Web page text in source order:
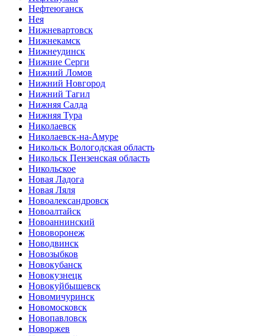
Нефтеюганск
Нея
Нижневартовск
Нижнекамск
Нижнеудинск
Нижние Серги
Нижний Ломов
Нижний Новгород
Нижний Тагил
Нижняя Салда
Нижняя Тура
Николаевск
Николаевск-на-Амуре
Никольск Вологодская область
Никольск Пензенская область
Никольское
Новая Ладога
Новая Ляля
Новоалександровск
Новоалтайск
Новоаннинский
Нововоронеж
Новодвинск
Новозыбков
Новокубанск
Новокузнецк
Новокуйбышевск
Новомичуринск
Новомосковск
Новопавловск
Новоржев